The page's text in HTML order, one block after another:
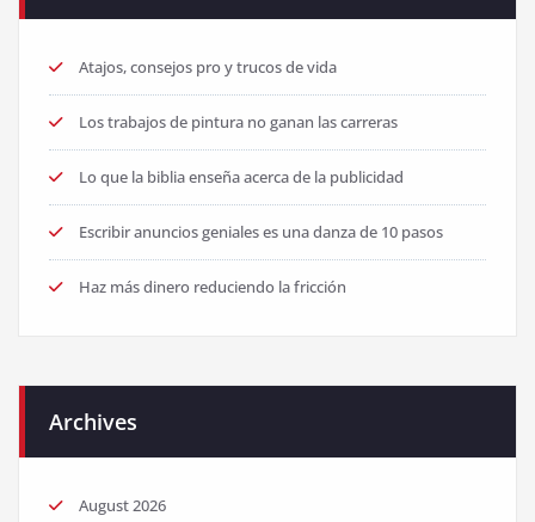
Atajos, consejos pro y trucos de vida
Los trabajos de pintura no ganan las carreras
Lo que la biblia enseña acerca de la publicidad
Escribir anuncios geniales es una danza de 10 pasos
Haz más dinero reduciendo la fricción
Archives
August 2026